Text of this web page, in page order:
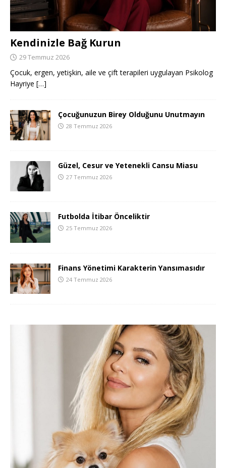
Kendinizle Bağ Kurun
29 Temmuz 2026
Çocuk, ergen, yetişkin, aile ve çift terapileri uygulayan Psikolog
Hayriye […]
Çocuğunuzun Birey Olduğunu Unutmayın
28 Temmuz 2026
Güzel, Cesur ve Yetenekli Cansu Miasu
27 Temmuz 2026
Futbolda İtibar Önceliktir
25 Temmuz 2026
Finans Yönetimi Karakterin Yansımasıdır
24 Temmuz 2026